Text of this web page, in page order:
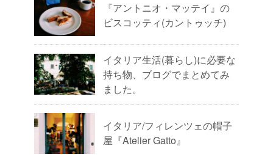
『アントニオ・マッテイ』の
ビスコッティ(カントゥッチ)
イタリア生活(暮らし)に必要な
持ち物、ブログでまとめてみ
ました。
イタリア/フィレンツェの帽子
屋『Atelier Gatto』